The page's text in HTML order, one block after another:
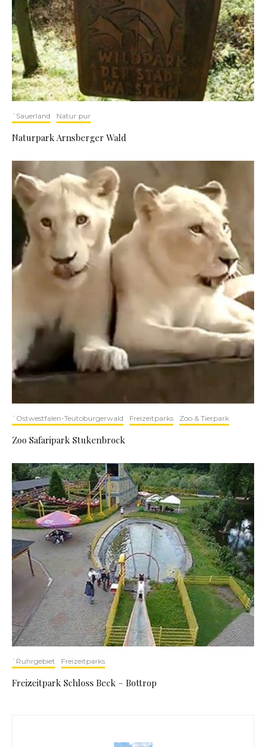
`Sauerland Natur pur
Naturpark Arnsberger Wald
`Ostwestfalen-Teutoburgerwald Freizeitparks Zoo & Tierpark
Zoo Safaripark Stukenbrock
`Ruhrgebiet Freizeitparks
Freizeitpark Schloss Beck – Bottrop